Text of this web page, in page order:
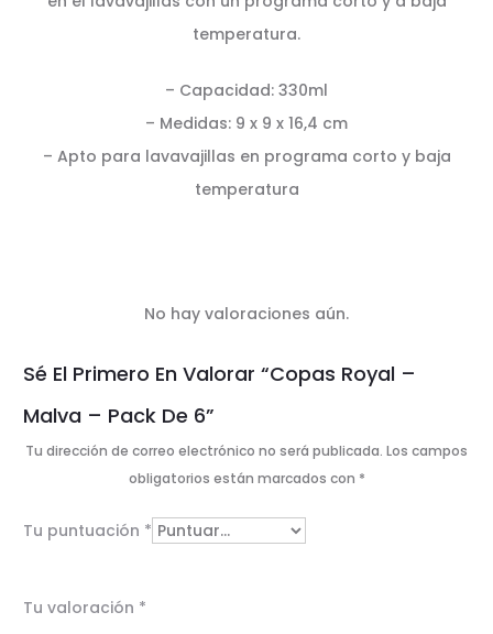
temperatura.
– Capacidad: 330ml
– Medidas: 9 x 9 x 16,4 cm
– Apto para lavavajillas en programa corto y baja
temperatura
V
a
l
r
c
No hay valoraciones aún.
Sé El Primero En Valorar “Copas Royal –
Malva – Pack De 6”
Tu dirección de correo electrónico no será publicada. Los campos
obligatorios están marcados con *
Tu puntuación *
Tu valoración *